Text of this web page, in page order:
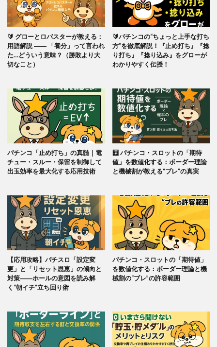
🔰 グローとロバスターが教える：
用語解説 ―― 「養分」って言われ
た…どういう意味？（勝敗より大
切なこと）
🔰パチンコの“ちょっと上手な打ち
方”を徹底解説！『止め打ち』『捻
り打ち』『捻り込み』をグローが
わかりやすく伝授！
パチンコ「止め打ち」の真髄｜電
チュー・スルー・保留を制御して
出玉効率を最大化する応用技術
🧮 パチンコ・スロットの「期待
値」を数値化する：ボーダー理論
と機械割が教える“ブレ”の真実
【応用攻略】パチスロ「設定変
更」と「リセット恩恵」の傾向と
対策――ホールの意図を読み解
く“朝イチ”立ち回り術
パチンコ・スロットの「期待値」
を数値化する：ボーダー理論と機
械割の“ブレ”の許容範囲